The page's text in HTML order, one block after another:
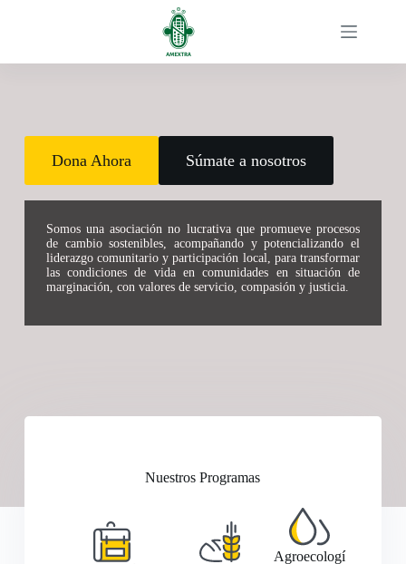
Dona Ahora Súmate a nosotros
Somos una asociación no lucrativa que promueve procesos
de cambio sostenibles, acompañando y potencializando el
liderazgo comunitario y participación local, para transformar
las condiciones de vida en comunidades en situación de
marginación, con valores de servicio, compasión y justicia.
Nuestros Programas
Agroecologí